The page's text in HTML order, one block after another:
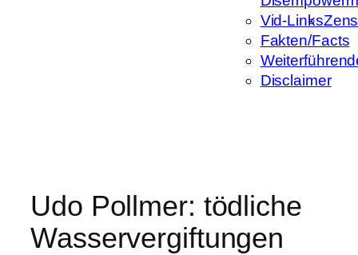
Vid-Links
Fakten/Facts
Disclaimer
Udo Pollmer: tödliche
Wasservergiftungen